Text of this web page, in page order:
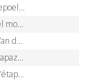
au sprint
sacres
Elysées ?
le podium
Pogacar ?